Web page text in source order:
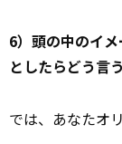
6）頭の中のイ
としたらどう言
では、あなたオ